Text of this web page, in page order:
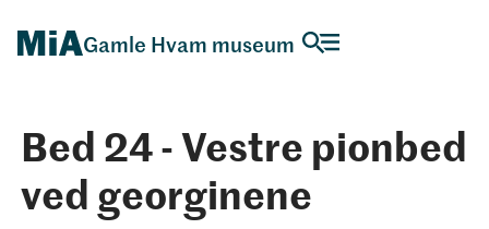
Gamle Hvam museum
Bed 24 - Vestre pionbed
ved georginene